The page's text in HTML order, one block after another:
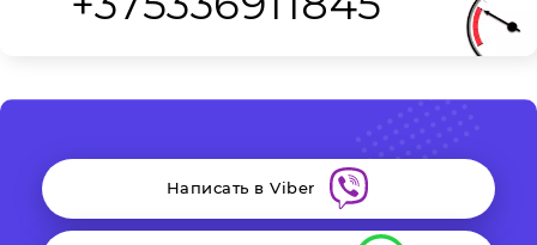
Написать в Viber